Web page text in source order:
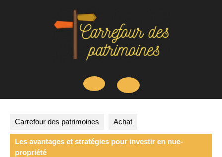
Open
Button
Carrefour des patrimoines Achat
Les avantages et stratégies pour investir en nue-
propriété